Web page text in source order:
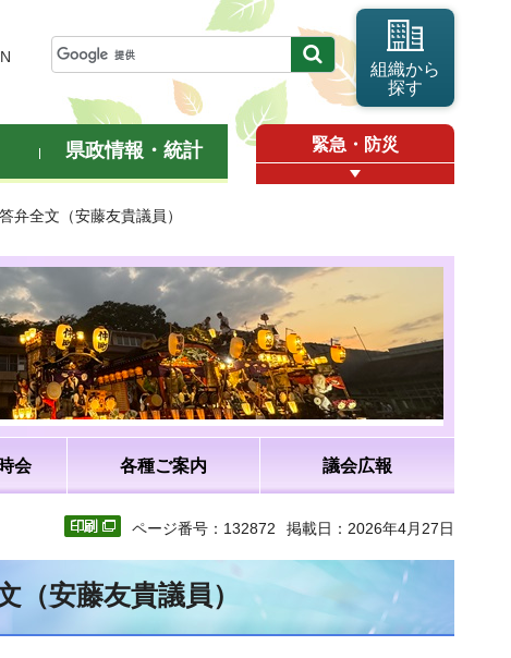
組織から
探す
県政情報・統計 緊急・防災
弁全文（安藤友貴議員）
会 各種ご案内 議会広報
ページ番号：132872 掲載日：2026年4月27日
（安藤友貴議員）